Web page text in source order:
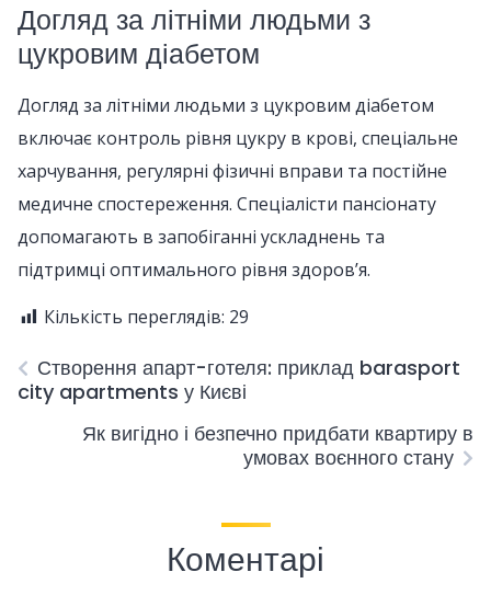
Догляд за літніми людьми з
цукровим діабетом
Догляд за літніми людьми з цукровим діабетом
включає контроль рівня цукру в крові, спеціальне
харчування, регулярні фізичні вправи та постійне
медичне спостереження. Спеціалісти пансіонату
допомагають в запобіганні ускладнень та
підтримці оптимального рівня здоров’я.
Кількість переглядів: 29
Створення апарт-готеля: приклад barasport
city apartments у Києві
Як вигідно і безпечно придбати квартиру в
умовах воєнного стану
Коментарі